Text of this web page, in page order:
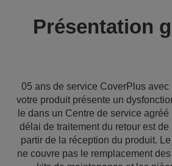
Présentation
05 ans de service CoverPlus avec
votre produit présente un
le dans un Centre de service agréé
délai de traitement du retour est
partir de la réception du produit.
ne couvre pas le remplacement